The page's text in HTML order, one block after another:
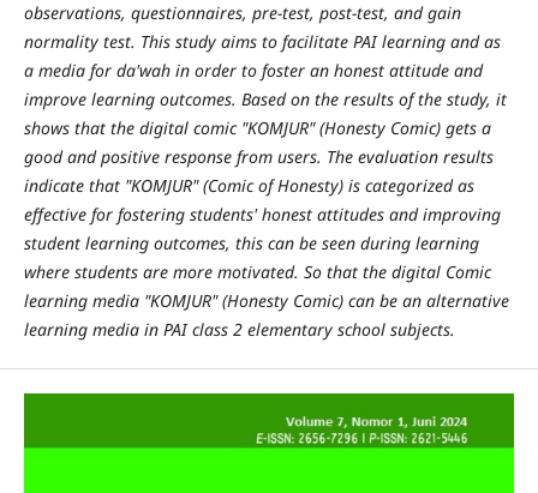
observations, questionnaires, pre-test, post-test, and gain
normality test. This study aims to facilitate PAI learning and as
a media for da'wah in order to foster an honest attitude and
improve learning outcomes. Based on the results of the study, it
shows that the digital comic "KOMJUR" (Honesty Comic) gets a
good and positive response from users. The evaluation results
indicate that "KOMJUR" (Comic of Honesty) is categorized as
effective for fostering students' honest attitudes and improving
student learning outcomes, this can be seen during learning
where students are more motivated. So that the digital Comic
learning media "KOMJUR" (Honesty Comic) can be an alternative
learning media in PAI class 2 elementary school subjects.